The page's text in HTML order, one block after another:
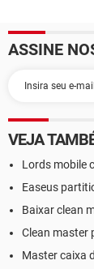
ASSINE
VEJA
Lords mobile
Easeus
Baixar clean
Clean master
Master caixa